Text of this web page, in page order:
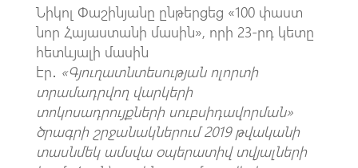
Նիկոլ Փաշինյանը ընթերցեց «100 փաստ
նոր Հայաստանի մասին», որի 23-րդ կետը
հետևյալի մասին
էր․ «Գյուղատնտեսության ոլորտի
տրամադրվող վարկերի
տոկոսադրույքների սուբսիդավորման»
ծրագրի շրջանակներում 2019 թվականի
տասնմեկ ամսվա օպերատիվ տվյալների